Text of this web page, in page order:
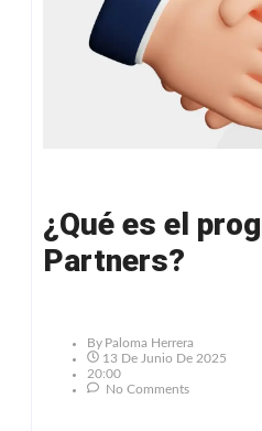
¿Qué es el
Partners?
By Paloma Herrera
13 De Junio De 2025
20:00
No Comments